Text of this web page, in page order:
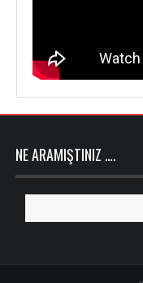
NE ARAMIŞTINIZ ….
for: